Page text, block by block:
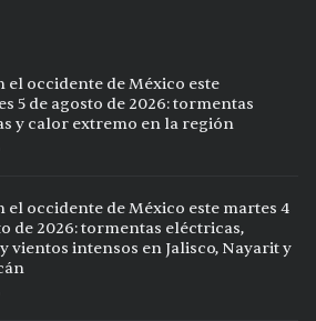
el occidente de México este
5 de agosto de 2026: tormentas
y calor extremo en la región
el occidente de México este martes 4
de 2026: tormentas eléctricas,
vientos intensos en Jalisco, Nayarit y